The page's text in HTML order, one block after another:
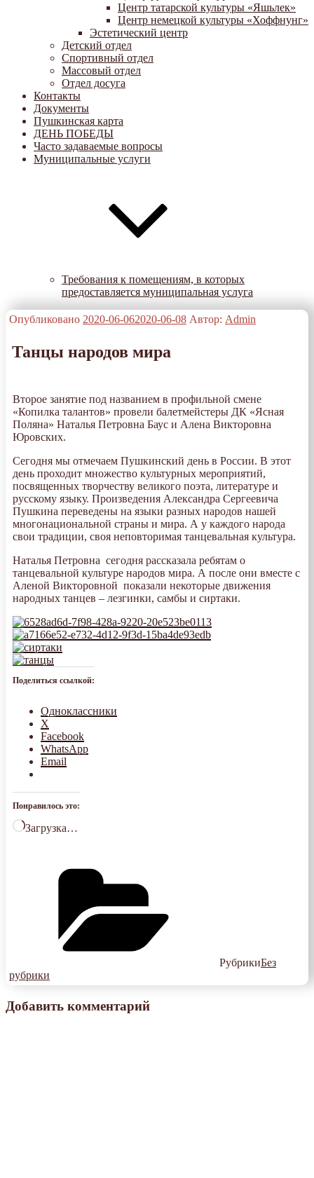
Центр татарской культуры «Яшьлек»
Центр немецкой культуры «Хоффнунг»
Эстетический центр
Детский отдел
Спортивный отдел
Массовый отдел
Отдел досуга
Контакты
Документы
Пушкинская карта
ДЕНЬ ПОБЕДЫ
Часто задаваемые вопросы
Муниципальные услуги
Требования к помещениям, в которых
предоставляется муниципальная услуга
Опубликовано 2020-06-062020-06-08 Автор: Admin
Танцы народов мира
Второе занятие под названием в профильной смене
«Копилка талантов» провели балетмейстеры ДК «Ясная
Поляна» Наталья Петровна Баус и Алена Викторовна
Юровских.
Сегодня мы отмечаем Пушкинский день в России. В этот
день проходит множество культурных мероприятий,
посвященных творчеству великого поэта, литературе и
русскому языку. Произведения Александра Сергеевича
Пушкина переведены на языки разных народов нашей
многонациональной страны и мира. А у каждого народа
свои традиции, своя неповторимая танцевальная культура.
Наталья Петровна сегодня рассказала ребятам о
танцевальной культуре народов мира. А после они вместе с
Аленой Викторовной показали некоторые движения
народных танцев – лезгинки, самбы и сиртаки.
Поделиться ссылкой:
Одноклассники
X
Facebook
WhatsApp
Email
Понравилось это:
Загрузка…
РубрикиБез
рубрики
Добавить комментарий